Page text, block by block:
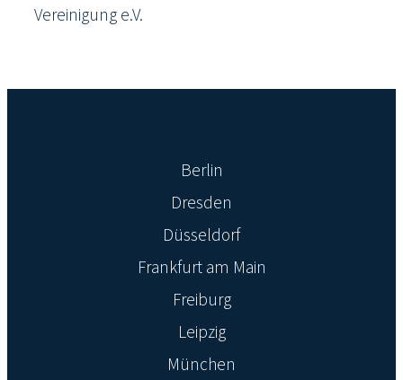
Vereinigung e.V.
Berlin
Dresden
Düsseldorf
Frankfurt am Main
Freiburg
Leipzig
München